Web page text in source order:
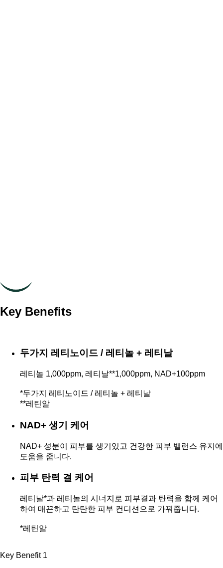
Key Benefits
두가지 레티노이드 / 레티놀 + 레티날
레티놀 1,000ppm, 레티날**1,000ppm, NAD+100ppm
*두가지 레티노이드 / 레티놀 + 레티날
**레틴알
NAD+ 생기 케어
NAD+ 성분이 피부를 생기있고 건강한 피부 밸런스 유지에
도움을 줍니다.
피부 탄력 결 케어
레티날*과 레티놀의 시너지로 피부결과 탄력을 함께 케어
하여 매끈하고 탄탄한 피부 컨디션으로 가꿔줍니다.
*레틴알
Key Benefit 1